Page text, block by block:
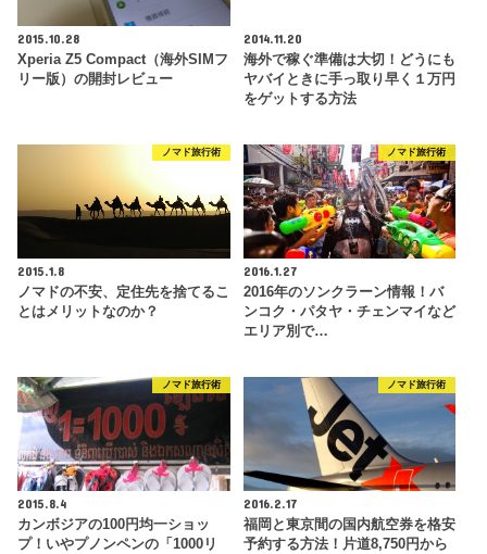
2015.10.28
Xperia Z5 Compact（海外SIMフ
リー版）の開封レビュー
2014.11.20
海外で稼ぐ準備は大切！どうにも
ヤバイときに手っ取り早く１万円
をゲットする方法
ノマド旅行術
2015.1.8
ノマドの不安、定住先を捨てるこ
とはメリットなのか？
ノマド旅行術
2016.1.27
2016年のソンクラーン情報！バ
ンコク・パタヤ・チェンマイなど
エリア別で…
ノマド旅行術
2015.8.4
カンボジアの100円均一ショッ
プ！いやプノンペンの「1000リ
ノマド旅行術
2016.2.17
福岡と東京間の国内航空券を格安
予約する方法！片道8,750円から